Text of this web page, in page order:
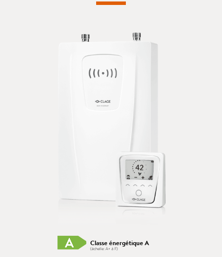
Classe énergétique A
(échelle: A+ à F)